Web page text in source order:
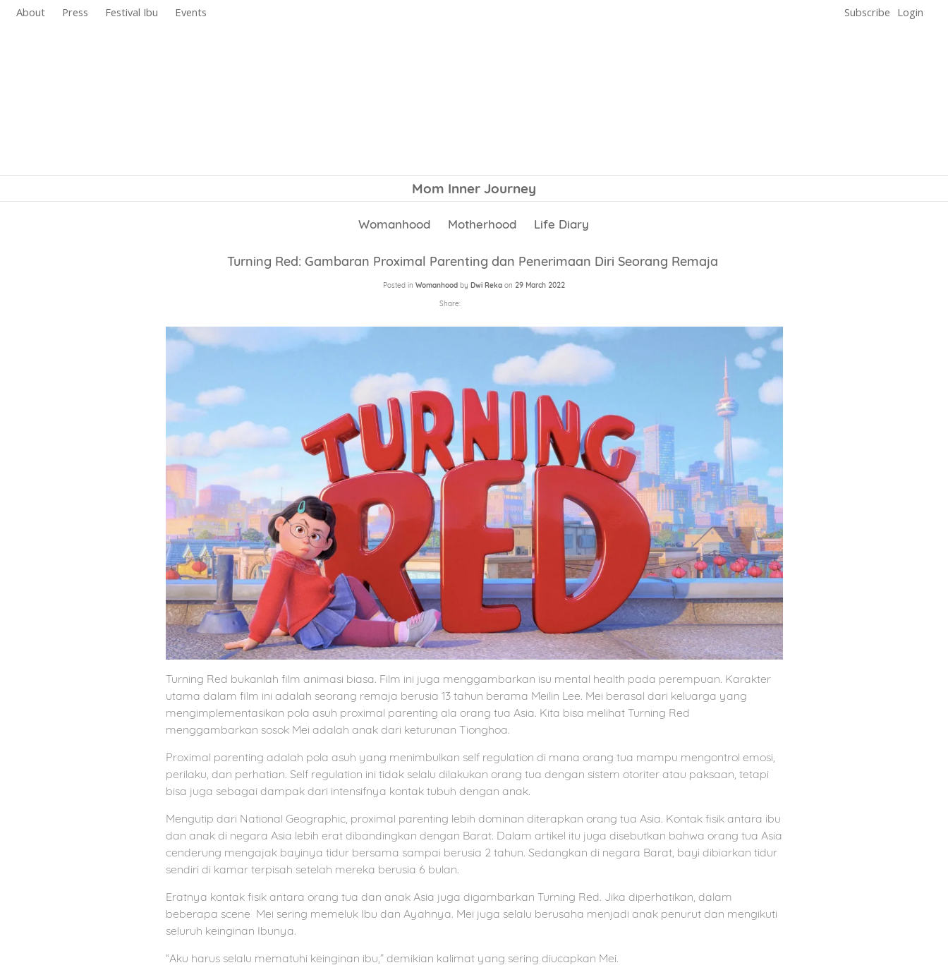
About Press Festival Ibu Events Subscribe Login
Mom Inner Journey
Womanhood Motherhood Life Diary
Turning Red: Gambaran Proximal Parenting dan Penerimaan Diri Seorang Remaja
Posted in Womanhood by Dwi Reka on 29 March 2022
Share:
Turning Red bukanlah film animasi biasa. Film ini juga menggambarkan isu mental health pada perempuan. Karakter
utama dalam film ini adalah seorang remaja berusia 13 tahun berama Meilin Lee. Mei berasal dari keluarga yang
mengimplementasikan pola asuh proximal parenting ala orang tua Asia. Kita bisa melihat Turning Red
menggambarkan sosok Mei adalah anak dari keturunan Tionghoa.
Proximal parenting adalah pola asuh yang menimbulkan self regulation di mana orang tua mampu mengontrol emosi,
perilaku, dan perhatian. Self regulation ini tidak selalu dilakukan orang tua dengan sistem otoriter atau paksaan, tetapi
bisa juga sebagai dampak dari intensifnya kontak tubuh dengan anak.
Mengutip dari National Geographic, proximal parenting lebih dominan diterapkan orang tua Asia. Kontak fisik antara ibu
dan anak di negara Asia lebih erat dibandingkan dengan Barat. Dalam artikel itu juga disebutkan bahwa orang tua Asia
cenderung mengajak bayinya tidur bersama sampai berusia 2 tahun. Sedangkan di negara Barat, bayi dibiarkan tidur
sendiri di kamar terpisah setelah mereka berusia 6 bulan.
Eratnya kontak fisik antara orang tua dan anak Asia juga digambarkan Turning Red. Jika diperhatikan, dalam
beberapa scene Mei sering memeluk Ibu dan Ayahnya. Mei juga selalu berusaha menjadi anak penurut dan mengikuti
seluruh keinginan Ibunya.
“Aku harus selalu mematuhi keinginan ibu,” demikian kalimat yang sering diucapkan Mei.